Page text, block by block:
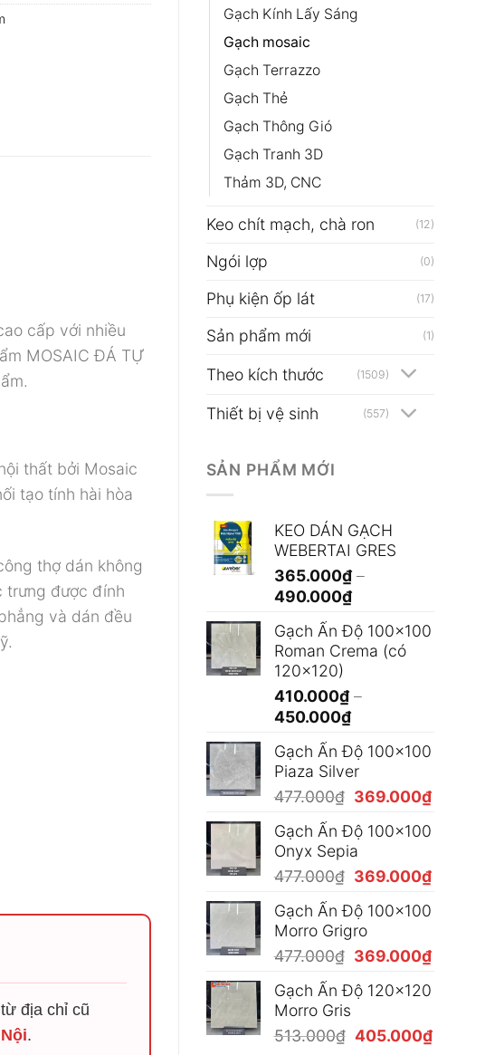
Gạch Kính Lấy Sáng
Gạch mosaic
Gạch Terrazzo
Gạch Thẻ
Gạch Thông Gió
Gạch Tranh 3D
Thảm 3D, CNC
Keo chít mạch, chà ron (12)
Ngói lợp (0)
Phụ kiện ốp lát (17)
Sản phẩm mới (1)
Theo kích thước (1509)
Thiết bị vệ sinh (557)
SẢN PHẨM MỚI
KEO DÁN GẠCH
WEBERTAI GRES
365.000₫ –
490.000₫Khoảng
từ
365.000₫
490.000₫
Gạch Ấn Độ 100x100
Roman Crema (có
120x120)
410.000₫ –
450.000₫Khoảng
từ
410.000₫
đến
450.000₫
Gạch Ấn Độ 100x100
Piaza Silver
477.000₫ Giá
là:
477.000₫.
369.000₫Giá
tại
Gạch Ấn Độ 100x100
Onyx Sepia
477.000₫ Giá
là:
477.000₫.
369.000₫Giá
tại
Gạch Ấn Độ 100x100
Morro Grigro
477.000₫ Giá
là:
369.000₫Giá
tại
Gạch Ấn Độ 120x120
Morro Gris
513.000₫ Giá
405.000₫Giá
cấp với nhiều
MOSAIC ĐÁ TỰ
thất bởi Mosaic
tạo tính hài hòa
thợ dán không
trưng được đính
và dán đều
địa chỉ cũ
.